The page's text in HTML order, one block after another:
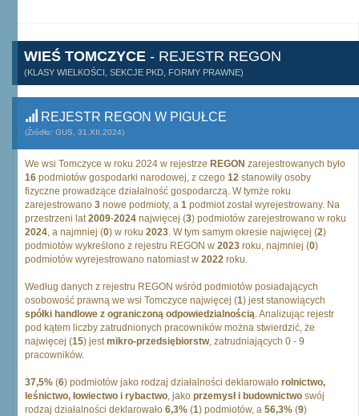
WIEŚ TOMCZYCE - REJESTR REGON
(KLASY WIELKOŚCI, SEKCJE PKD, FORMY PRAWNE)
REJESTR REGON W PIGUŁCE
(Źródło: GUS, 31.XII.2024)
We wsi Tomczyce w roku 2024 w rejestrze REGON zarejestrowanych było
16 podmiotów gospodarki narodowej, z czego 12 stanowiły osoby
fizyczne prowadzące działalność gospodarczą. W tymże roku
zarejestrowano 3 nowe podmioty, a 1 podmiot został wyrejestrowany. Na
przestrzeni lat2009-2024 najwięcej (3) podmiotów zarejestrowano w roku
2024, a najmniej (0) w roku 2023. W tym samym okresie najwięcej (2)
podmiotów wykreślono z rejestru REGON w 2023 roku, najmniej (0)
podmiotów wyrejestrowano natomiast w 2022 roku.
Według danych z rejestru REGON wśród podmiotów posiadających
osobowość prawną we wsi Tomczyce najwięcej (1) jest stanowiących
spółki handlowe z ograniczoną odpowiedzialnością. Analizując rejestr
pod kątem liczby zatrudnionych pracowników można stwierdzić, że
najwięcej (15) jestmikro-przedsiębiorstw, zatrudniających 0 - 9
pracowników.
37,5% (6) podmiotów jako rodzaj działalności deklarowało rolnictwo,
leśnictwo, łowiectwo i rybactwo, jako przemysł i budownictwo swój
rodzaj działalności deklarowało 6,3% (1) podmiotów, a 56,3% (9)